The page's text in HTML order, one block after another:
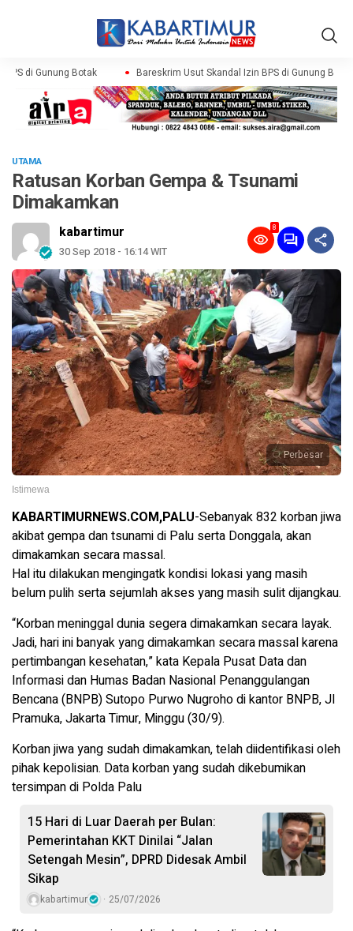
di Gunung Botak Bareskrim Usut Skandal Izin BPS di Gunung Botak
UTAMA
Ratusan Korban Gempa & Tsunami
Dimakamkan
kabartimur
30 Sep 2018 - 16:14 WIT
8
Perbesar
Istimewa
KABARTIMURNEWS.COM,PALU-Sebanyak 832 korban jiwa
akibat gempa dan tsunami di Palu serta Donggala, akan
dimakamkan secara massal.
Hal itu dilakukan mengingatk kondisi lokasi yang masih
belum pulih serta sejumlah akses yang masih sulit dijangkau.
“Korban meninggal dunia segera dimakamkan secara layak.
Jadi, hari ini banyak yang dimakamkan secara massal karena
pertimbangan kesehatan,” kata Kepala Pusat Data dan
Informasi dan Humas Badan Nasional Penanggulangan
Bencana (BNPB) Sutopo Purwo Nugroho di kantor BNPB, Jl
Pramuka, Jakarta Timur, Minggu (30/9).
Korban jiwa yang sudah dimakamkan, telah diidentifikasi oleh
pihak kepolisian. Data korban yang sudah dikebumikan
tersimpan di Polda Palu
15 Hari di Luar Daerah per Bulan:
Pemerintahan KKT Dinilai “Jalan
Setengah Mesin”, DPRD Didesak Ambil
Sikap
kabartimur 25/07/2026